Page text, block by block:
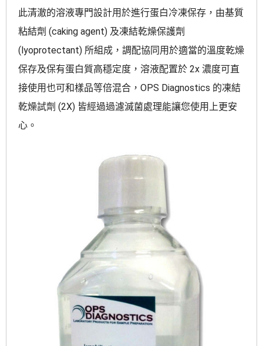
此清澈的溶液專門設計用於進行蛋白冷凍保存，由基質
粘結劑 (caking agent) 及凍結乾燥保護劑
(lyoprotectant) 所組成，調配協同用於適當的溫度乾燥
保存及保有蛋白質高穩定度，溶液配置於 2x 濃度可直
接使用也可和樣品等倍混合，OPS Diagnostics 的凍結
乾燥試劑 (2X) 皆經過過濾滅菌處理能讓您使用上更安
心。